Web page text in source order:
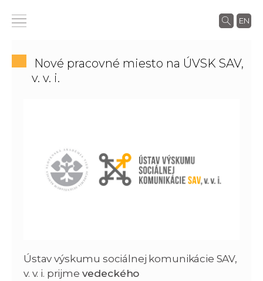
EN
Nové pracovné miesto na ÚVSK SAV,
v. v. i.
Ústav výskumu sociálnej komunikácie SAV,
v. v. i. prijme vedeckého